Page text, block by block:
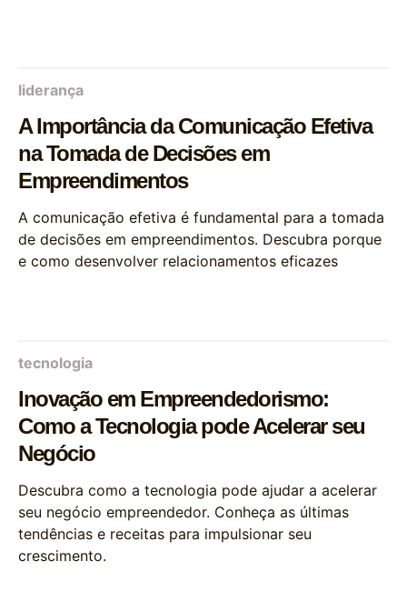
liderança
A Importância da Comunicação Efetiva
na Tomada de Decisões em
Empreendimentos
A comunicação efetiva é fundamental para a tomada
de decisões em empreendimentos. Descubra porque
e como desenvolver relacionamentos eficazes
tecnologia
Inovação em Empreendedorismo:
Como a Tecnologia pode Acelerar seu
Negócio
Descubra como a tecnologia pode ajudar a acelerar
seu negócio empreendedor. Conheça as últimas
tendências e receitas para impulsionar seu
crescimento.